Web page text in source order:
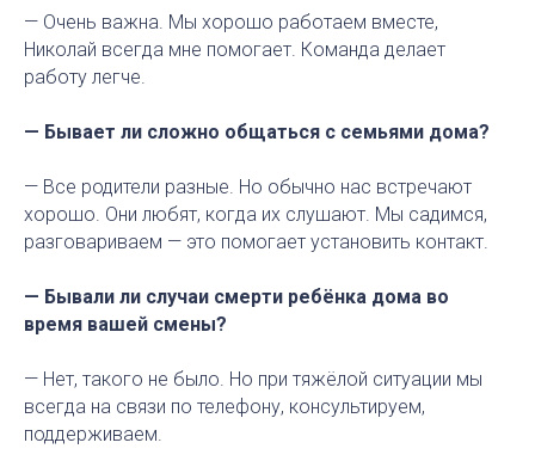
— Очень важна. Мы хорошо работаем вместе,
Николай всегда мне помогает. Команда делает
работу легче.
— Бывает ли сложно общаться с семьями дома?
— Все родители разные. Но обычно нас встречают
хорошо. Они любят, когда их слушают. Мы садимся,
разговариваем — это помогает установить контакт.
— Бывали ли случаи смерти ребёнка дома во
время вашей смены?
— Нет, такого не было. Но при тяжёлой ситуации мы
всегда на связи по телефону, консультируем,
поддерживаем.